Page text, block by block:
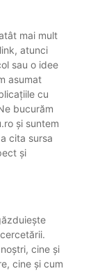
mai mult
atunci
sau o idee
asumat
cu
bucurăm
și suntem
cita sursa
și
cine și
cine și cum